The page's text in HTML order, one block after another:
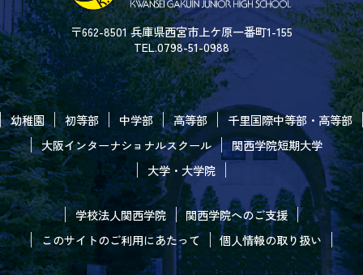
〒662-8501 兵庫県西宮市上ケ原一番町1-155
TEL.0798-51-0988
幼稚園 初等部 中学部 高等部
千里国際中等部・高等部
大阪インターナショナルスクール
関西学院短期大学
大学・大学院
学校法人関西学院
関西学院へのご支援
このサイトのご利用にあたって
個人情報の取り扱い